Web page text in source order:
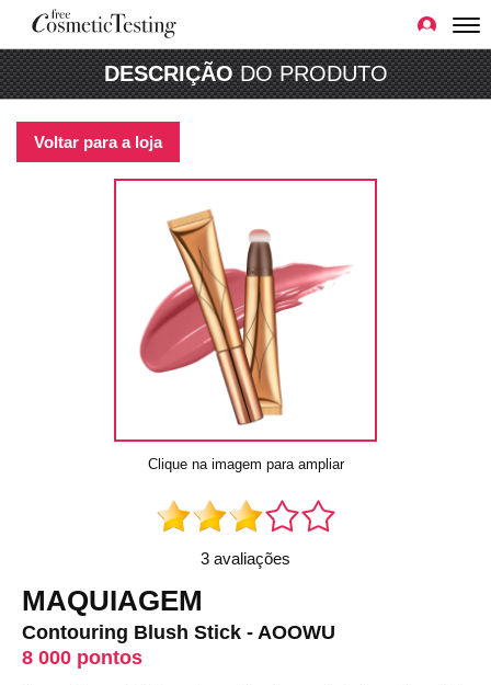
DESCRIÇÃODO PRODUTO
Voltar para a loja
Clique na imagem para ampliar
3 avaliações
MAQUIAGEM
Contouring Blush Stick - AOOWU
8 000 pontos